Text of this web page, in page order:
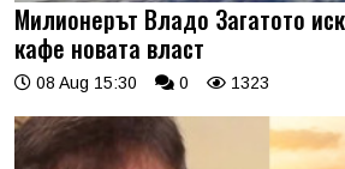
Милионерът Владо Загатото
кафе новата власт
08 Aug 15:30 0 1323